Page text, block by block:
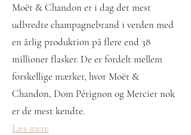
Moët & Chandon er i dag det mest
udbredte champagnebrand i verden med
en årlig produktion på flere end 38
millioner flasker. De er fordelt mellem
forskellige mærker, hvor Moët &
Chandon, Dom Pérignon og Mercier nok
er de mest kendte.
Læs mere